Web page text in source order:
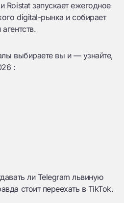
Roistat запускает ежегодное
digital-рынка и собирает
выбираете вы и — узнайте,
:
ли Telegram львиную
стоит переехать в TikTok.